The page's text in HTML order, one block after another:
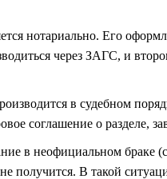
нотариально. Его
через ЗАГС, и
в судебном
соглашение о разделе,
в неофициальном браке
получится. В такой